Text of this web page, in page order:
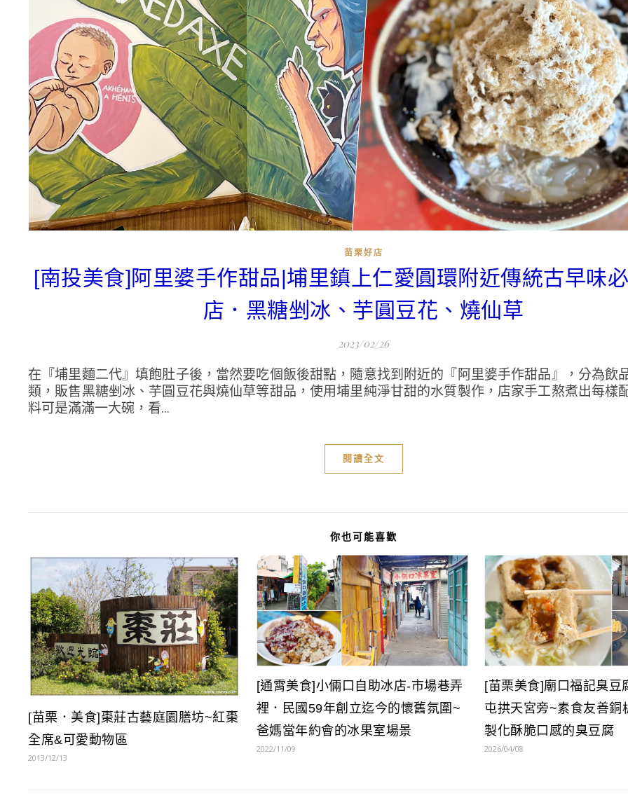
苗栗好店
[南投美食]阿里婆手作甜品|埔里鎮上仁愛圓環附近傳統古早味
店．黑糖剉冰、芋圓豆花、燒仙草
2023/02/26
在『埔里麵二代』填飽肚子後，當然要吃個飯後甜點，隨意找到附近的『阿里婆手作甜品』，分為飲
類，販售黑糖剉冰、芋圓豆花與燒仙草等甜品，使用埔里純淨甘甜的水質製作，店家手工熬煮出每樣
料可是滿滿一大碗，看...
閱讀全文
你也可能喜歡
[苗栗．美食]棗莊古藝庭園膳坊~紅棗
全席&可愛動物區
2013/12/13
[通霄美食]小倆口自助冰店-市場巷弄
裡．民國59年創立迄今的懷舊氛圍~
爸媽當年約會的冰果室場景
2022/11/09
[苗栗美食]廟口福記臭豆
屯拱天宮旁~素食友善銅
製化酥脆口感的臭豆腐
2026/04/08